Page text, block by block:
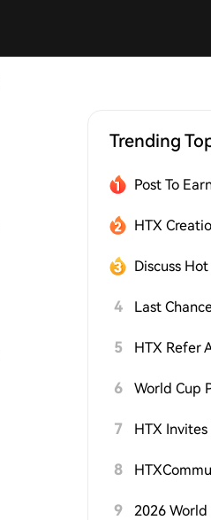
Trending
Post To
4
5 HTX Refer
6
7
8
9